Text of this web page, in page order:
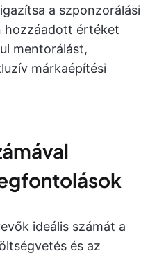
a szponzorálási
hozzáadott értéket
mentorálást,
márkaépítési
ideális számát a
és az